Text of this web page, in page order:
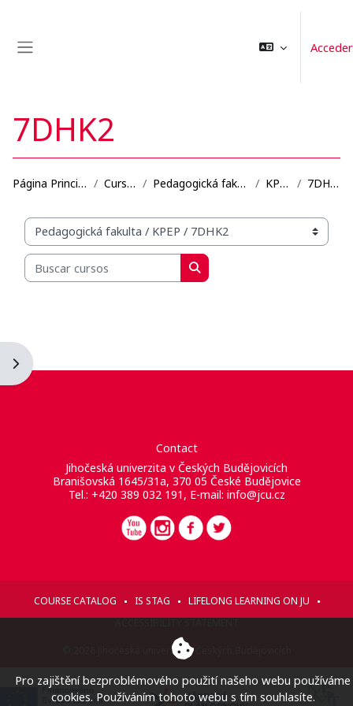
Acceder
Abrir cajón de bloques
7DHK2
Página Principal Cursos Pedagogická fakulta KPEP 7DHK2
Categorías
Buscar cursos
Buscar cursos
Contact
Jihočeská univerzita v Českých Budějovicích
Branišovská 1645/31a, 370 05 České Budějovice
Tel.: +420 389 032 191, E-mail: info@jcu.cz
COURSE CATALOG IS STAG
LIFELONG LEARNING ON JU
© 2026 Jihočeská univerzita v Českých Budějovicích
Pro zajištění bezproblémového použití našeho webu používáme
cookies. Používáním tohoto webu s tím souhlasíte.